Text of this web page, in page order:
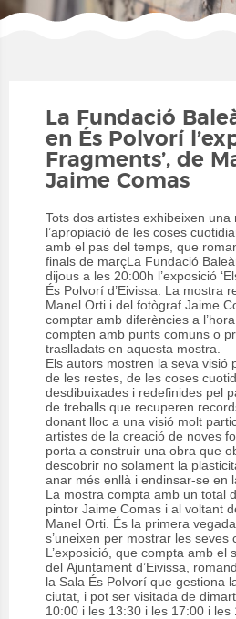
La Fundació
en És Polvorí
Fragments’, de
Jaime Comas
Tots dos artistes exhibeixen una
l’apropiació de les coses
amb el pas del temps, que
finals de marçLa Fundació
dijous a les 20:00h l’exposició
És Polvorí d’Eivissa. La mostra
Manel Orti i del fotògraf Jaime
comptar amb diferències a
compten amb punts comuns o
traslladats en aquesta mostra.
Els autors mostren la seva visió
de les restes, de les coses
desdibuixades i redefinides pel
de treballs que recuperen
donant lloc a una visió molt
artistes de la creació de noves
porta a construir una obra que
descobrir no solament la
anar més enllà i endinsar-se en
La mostra compta amb un total
pintor Jaime Comas i al voltant
Manel Orti. És la primera
s’uneixen per mostrar les seves
L’exposició, que compta amb el
del Ajuntament d’Eivissa,
la Sala És Polvorí que gestiona
ciutat, i pot ser visitada de
10:00 i les 13:30 i les 17:00 i les